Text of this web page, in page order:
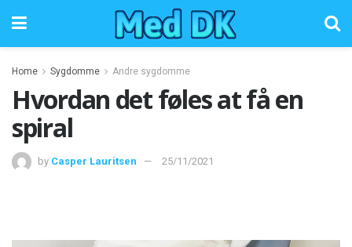
Home Sygdomme Andre sygdomme
Hvordan det føles at få en
spiral
by Casper Lauritsen 25/11/2021